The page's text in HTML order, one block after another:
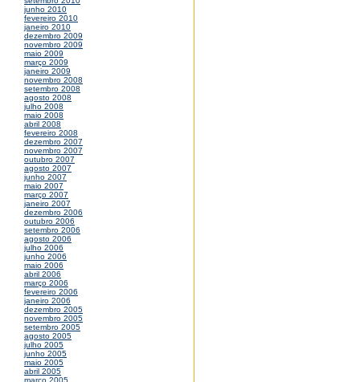
junho 2010
fevereiro 2010
janeiro 2010
dezembro 2009
novembro 2009
maio 2009
março 2009
janeiro 2009
novembro 2008
setembro 2008
agosto 2008
julho 2008
maio 2008
abril 2008
fevereiro 2008
dezembro 2007
novembro 2007
outubro 2007
agosto 2007
junho 2007
maio 2007
março 2007
janeiro 2007
dezembro 2006
outubro 2006
setembro 2006
agosto 2006
julho 2006
junho 2006
maio 2006
abril 2006
março 2006
fevereiro 2006
janeiro 2006
dezembro 2005
novembro 2005
setembro 2005
agosto 2005
julho 2005
junho 2005
maio 2005
abril 2005